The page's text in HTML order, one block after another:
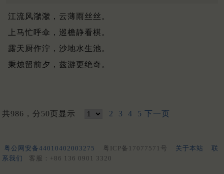
江流风㶁㶁，云薄雨丝丝。
上马忙呼伞，巡檐静看棋。
露天厨作泞，沙地水生池。
秉烛留前夕，兹游更绝奇。
共986，分50页显示 2 3 4 5 下一页
粤公网安备44010402003275 粤ICP备17077571号 关于本站
联
系我们
客服：+86 136 0901 3320